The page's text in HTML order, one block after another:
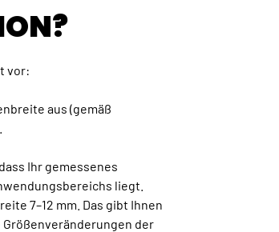
vor:
aus (gemäß
Ihr gemessenes
liegt.
7–12 mm. Das gibt Ihnen
der